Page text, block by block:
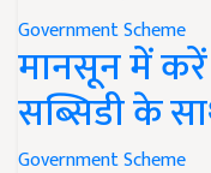
Government Scheme
मानसून में
सब्सिडी के
Government Scheme